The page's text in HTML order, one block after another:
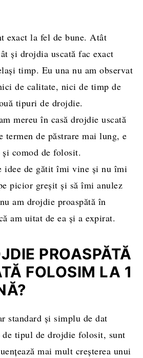
exact la fel de bune. Atât
și drojdia uscată fac exact
timp. Eu una nu am observat
de calitate, nici de timp de
tipuri de drojdie.
mereu în casă drojdie uscată
termen de păstrare mai lung, e
comod de folosit.
idee de gătit îmi vine și nu îmi
picior greșit și să îmi anulez
am drojdie proaspătă în
am uitat de ea și a expirat.
PROASPĂTĂ
FOLOSIM LA 1
standard și simplu de dat
tipul de drojdie folosit, sunt
mai mult creșterea unui